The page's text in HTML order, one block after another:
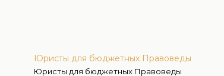
Юристы для бюджетных Правоведы
Юристы для бюджетных Правоведы